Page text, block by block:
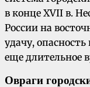
в конце XVII в.
России на
удачу,
еще длительное
Овраги